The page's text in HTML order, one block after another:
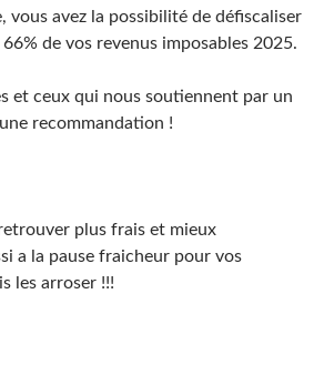
vous avez la possibilité de défiscaliser
de vos revenus imposables 2025.
et ceux qui nous soutiennent par un
recommandation !
plus frais et mieux
a la pause fraicheur pour vos
les arroser !!!